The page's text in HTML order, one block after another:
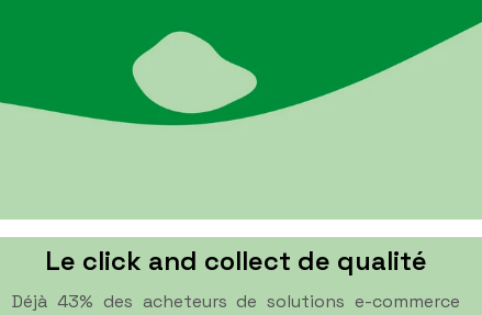
Le click and collect de qualité
Déjà 43% des acheteurs de solutions e-commerce